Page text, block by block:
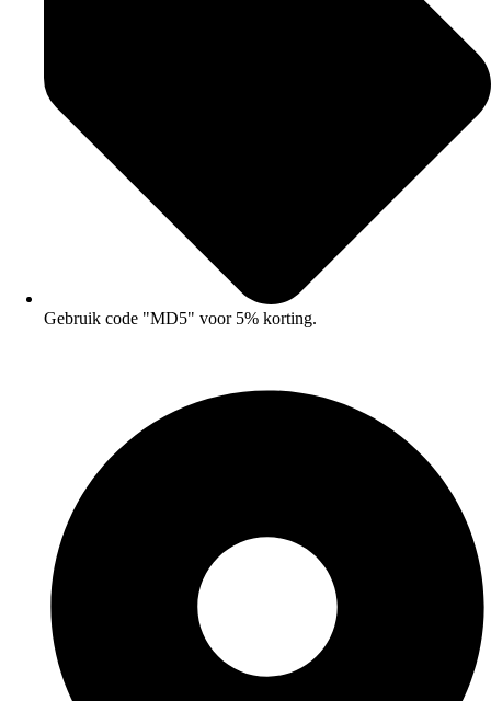
Gebruik code "MD5" voor 5% korting.